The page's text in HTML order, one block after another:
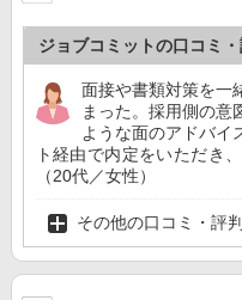
ジョブコミットの口コミ・
面接や書類対策を一
まった。採用側の意
ような面のアドバイ
ト経由で内定をいただき
（20代／女性）
その他の口コミ・評判